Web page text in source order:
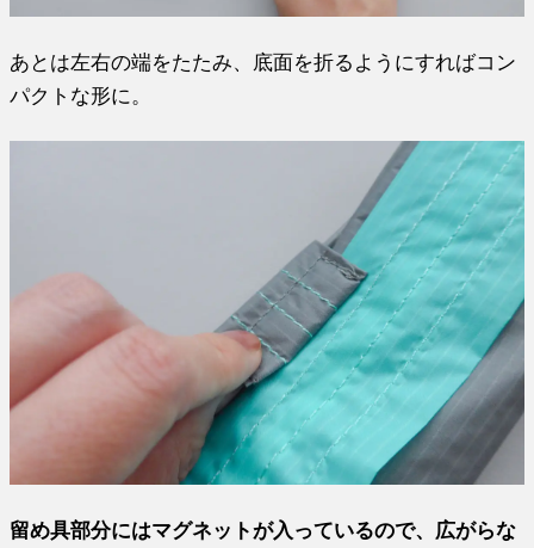
あとは左右の端をたたみ、底面を折るようにすればコン
パクトな形に。
留め具部分にはマグネットが入っているので、広がらな